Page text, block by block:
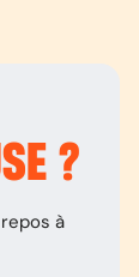
?
à